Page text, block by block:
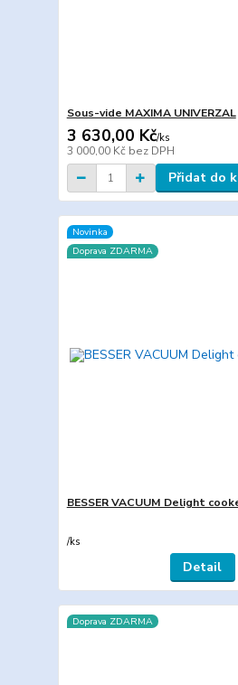
Sous-vide MAXIMA UNIVERZAL
3 630,00 Kč/ks
3 000,00 Kč bez DPH
Přidat do
Novinka
Doprava ZDARMA
BESSER VACUUM Delight
/ks
Detail
Doprava ZDARMA